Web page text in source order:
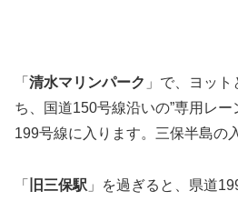
「 清水マリンパーク 」で、ヨッ
ち、国道150号線沿いの”専用レー
199号線に入ります。三保半島の
「 旧三保駅 」を過ぎると、県道